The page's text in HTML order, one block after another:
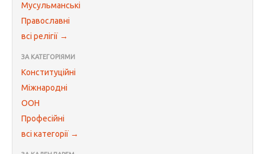
Мусульманські
Православні
всі релігії →
ЗА КАТЕГОРІЯМИ
Конституційні
Міжнародні
ООН
Професійні
всі категорії →